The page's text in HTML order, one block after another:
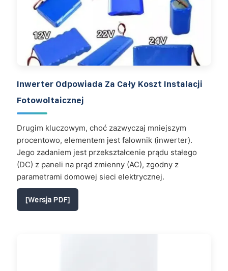
Inwerter Odpowiada Za Cały Koszt Instalacji
Fotowoltaicznej
Drugim kluczowym, choć zazwyczaj mniejszym
procentowo, elementem jest falownik (inwerter).
Jego zadaniem jest przekształcenie prądu stałego
(DC) z paneli na prąd zmienny (AC), zgodny z
parametrami domowej sieci elektrycznej.
[Wersja PDF]